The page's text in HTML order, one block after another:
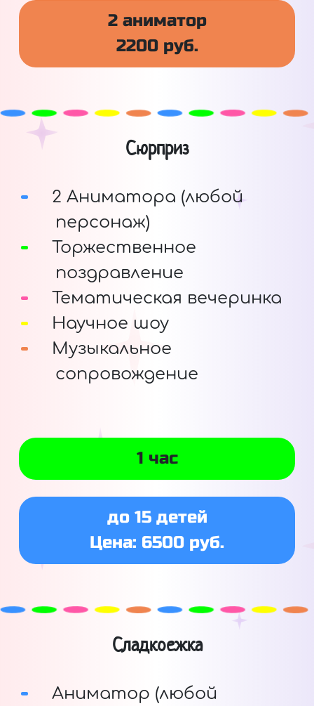
2 аниматор
2200 руб.
Сюрприз
2 Аниматора (любой
персонаж)
Торжественное
поздравление
Тематическая вечеринка
Научное шоу
Музыкальное
сопровождение
1 час
до 15 детей
Цена: 6500 руб.
Сладкоежка
Аниматор (любой